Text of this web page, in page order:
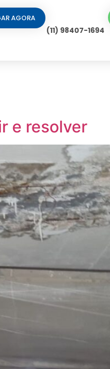
(11) 98407-1694
AGORA
e resolver